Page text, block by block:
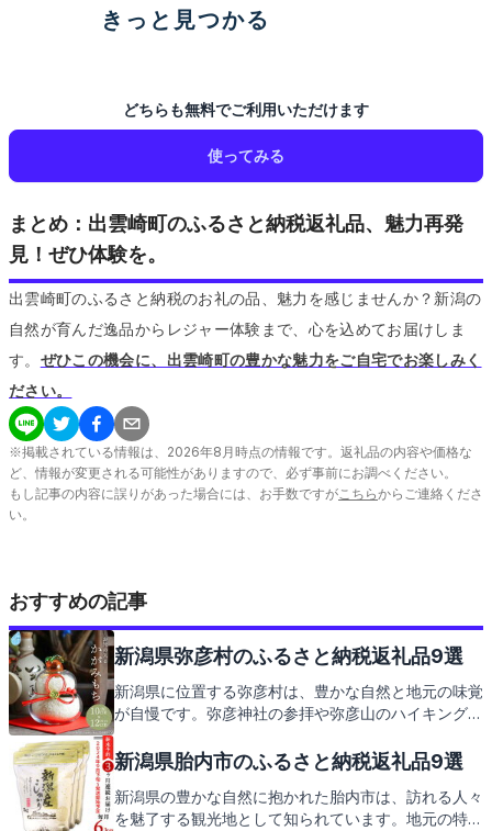
きっと見つかる
どちらも無料でご利用いただけます
使ってみる
まとめ：出雲崎町のふるさと納税返礼品、魅力再発
見！ぜひ体験を。
出雲崎町のふるさと納税のお礼の品、魅力を感じませんか？新潟の
自然が育んだ逸品からレジャー体験まで、心を込めてお届けしま
す。 ぜひこの機会に、出雲崎町の豊かな魅力をご自宅でお楽しみく
ださい。
※掲載されている情報は、 2026年8 月時点の情報です。返礼品の内容や価格な
ど、情報が変更される可能性がありますので、必ず事前にお調べください。
もし記事の内容に誤りがあった場合には、お手数ですがこちらからご連絡くださ
い。
おすすめの記事
新潟県弥彦村のふるさと納税返礼品9選
新潟県に位置する弥彦村は、豊かな自然と地元の味覚
が自慢です。弥彦神社の参拝や弥彦山のハイキングを
お家でも味わえる返礼品をご紹介します。お楽しみ
新潟県胎内市のふるさと納税返礼品9選
新潟県の豊かな自然に抱かれた胎内市は、訪れる人々
を魅了する観光地として知られています。地元の特産